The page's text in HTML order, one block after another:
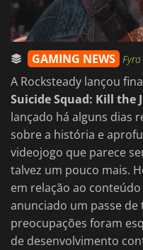
GAMING NEWS
A Rocksteady lançou
Suicide Squad: Kill the
lançado há alguns dias
sobre a história e
videojogo que parece
talvez um pouco mais.
em relação ao
anunciado um passe de
preocupações foram
de desenvolvimento